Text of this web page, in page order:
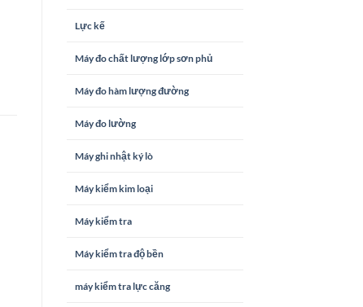
Lực kế
Máy đo chất lượng lớp sơn phủ
Máy đo hàm lượng đường
Máy đo lường
Máy ghi nhật ký lò
Máy kiểm kim loại
Máy kiểm tra
Máy kiểm tra độ bền
máy kiểm tra lực căng